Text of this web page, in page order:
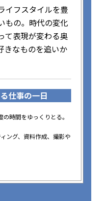
イフスタイルを豊
もの。時代の変化
て表現が変わる奥
きなものを追いか
仕事の一日
時間をゆっくりとる。
ング、資料作成、撮影や